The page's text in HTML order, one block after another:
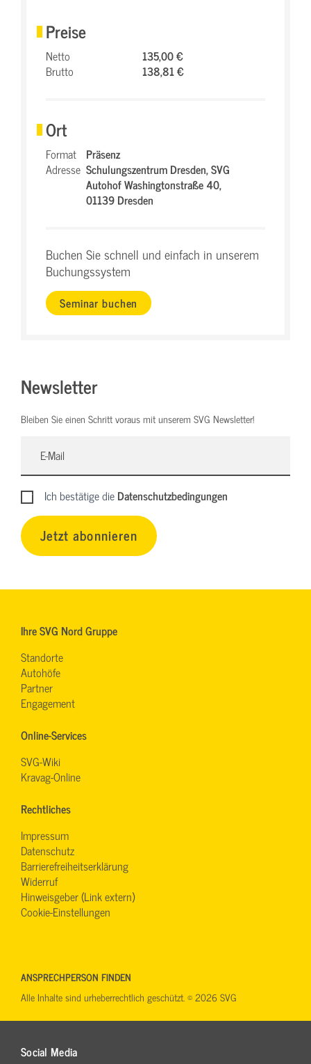
Preise
Netto
135,00 €
Brutto
138,81 €
Ort
Format Präsenz
Adresse Schulungszentrum Dresden,SVG
Autohof Washingtonstraße 40,
01139 Dresden
Buchen Sie schnell und einfach in unserem
Buchungssystem
Seminar buchen
Newsletter
Bleiben Sie einen Schritt voraus mit unserem SVG Newsletter!
Ich bestätige dieDatenschutzbedingungen
Jetzt abonnieren
Ihre SVG Nord Gruppe
Standorte
Autohöfe
Partner
Engagement
Online-Services
SVG-Wiki
Kravag-Online
Rechtliches
Impressum
Datenschutz
Barrierefreiheitserklärung
Widerruf
Hinweisgeber (Link extern)
Cookie-Einstellungen
Social Media
ANSPRECHPERSON FINDEN
Alle Inhalte sind urheberrechtlich geschützt. © 2026 SVG